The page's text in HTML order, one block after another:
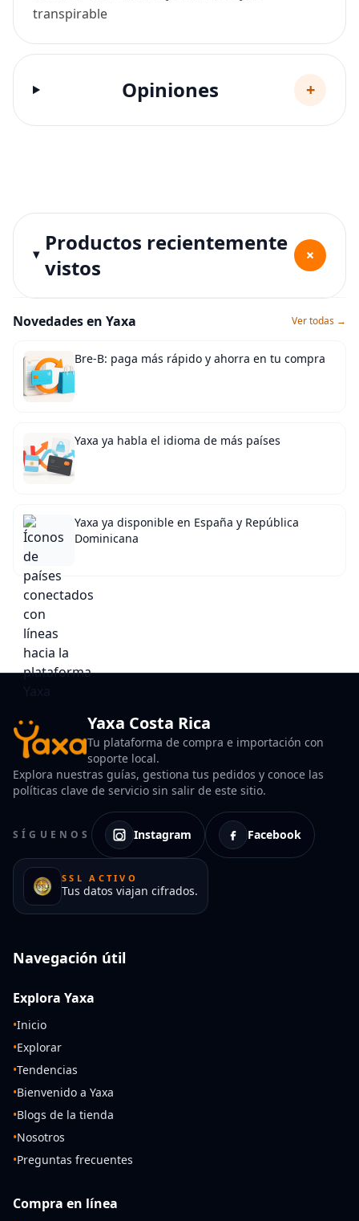
transpirable
Opiniones +
Productos recientemente
vistos
+
Novedades en Yaxa Ver todas →
Bre-B: paga más rápido y ahorra en tu compra
Yaxa ya habla el idioma de más países
Yaxa ya disponible en España y República
Dominicana
Yaxa Costa Rica
Tu plataforma de compra e importación con
soporte local.
Explora nuestras guías, gestiona tus pedidos y conoce las
políticas clave de servicio sin salir de este sitio.
SÍGUENOS Instagram Facebook
SSL ACTIVO
Tus datos viajan cifrados.
Navegación útil
Explora Yaxa
•Inicio
•Explorar
•Tendencias
•Bienvenido a Yaxa
•Blogs de la tienda
•Nosotros
•Preguntas frecuentes
Compra en línea